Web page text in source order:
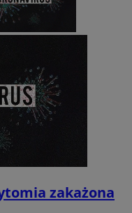
zakażona